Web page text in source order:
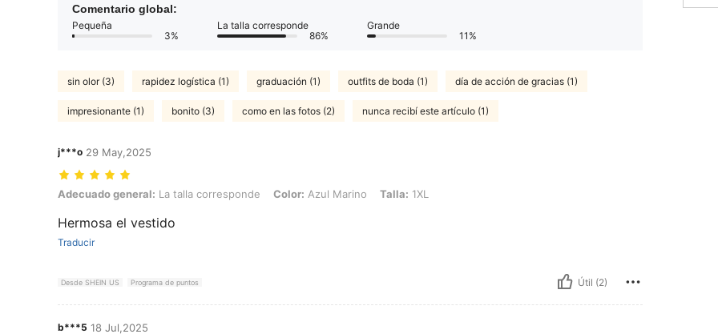
Comentario global:
Pequeña
3%
La talla corresponde
86%
Grande
11%
sin olor (3) rapidez logística (1) graduación (1) outfits de boda (1) día de acción de gracias (1)
impresionante (1) bonito (3) como en las fotos (2) nunca recibí este artículo (1)
j***o 29 May,2025
Adecuado general: La talla corresponde, Color: Azul Marino, Talla: 1XL
Adecuado general: La talla corresponde Color: Azul Marino Talla: 1XL
Hermosa el vestido
Traducir
Desde SHEIN US Programa de puntos Útil (2)
b***5 18 Jul,2025